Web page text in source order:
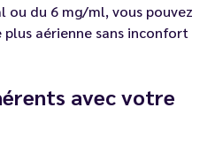
ou du 6 mg/ml, vous pouvez
aérienne sans inconfort
avec votre